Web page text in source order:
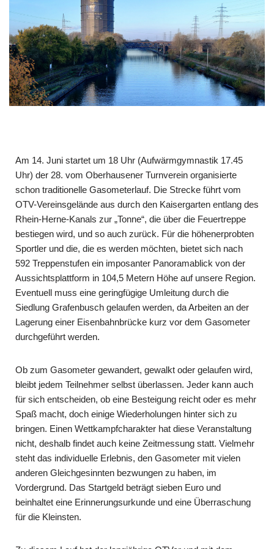
Am 14. Juni startet um 18 Uhr (Aufwärmgymnastik 17.45
Uhr) der 28. vom Ober­hausener Turnverein organisierte
schon traditionelle Gasometerlauf. Die Strecke führt vom
OTV-Vereinsgelände aus durch den Kaisergarten entlang des
Rhein-Herne-Kanals zur „Tonne“, die über die Feuertreppe
bestiegen wird, und so auch zurück. Für die höhenerprobten
Sportler und die, die es werden möchten, bietet sich nach
592 Treppenstufen ein imposanter Panoramablick von der
Aussichts­plattform in 104,5 Metern Höhe auf unsere Region.
Eventuell muss eine gering­fügige Umleitung durch die
Siedlung Grafenbusch gelaufen werden, da Arbeiten an der
Lagerung einer Eisenbahnbrücke kurz vor dem Gasometer
durchgeführt werden.
Ob zum Gasometer gewandert, gewalkt oder gelaufen wird,
bleibt jedem Teilneh­mer selbst überlassen. Jeder kann auch
für sich entscheiden, ob eine Besteigung reicht oder es mehr
Spaß macht, doch einige Wiederholungen hinter sich zu
bringen. Einen Wettkampfcharakter hat diese Veranstaltung
nicht, deshalb findet auch keine Zeitmessung statt. Vielmehr
steht das individuelle Erlebnis, den Gaso­meter mit vielen
anderen Gleichgesinnten bezwungen zu haben, im
Vordergrund. Das Startgeld beträgt sieben Euro und
beinhaltet eine Erinnerungsurkunde und eine Überraschung
für die Kleinsten.